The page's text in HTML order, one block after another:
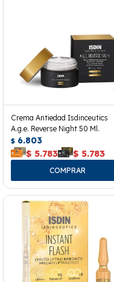
Crema Antiedad Isdinceutics
A.g.e. Reverse Night 50 Ml.
$ 6.803
$ 5.783 $ 5.783